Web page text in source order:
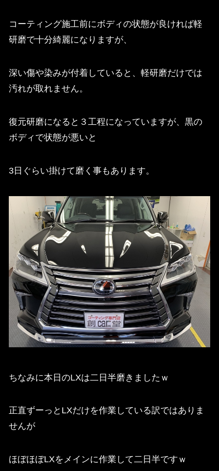
コーティング施工前にボディの状態が良ければ軽
研磨で十分綺麗になりますが、
深い傷や染みが付着していると、軽研磨だけでは
汚れが取れません。
復元研磨になると３工程になっていますが、黒の
ボディで状態が悪いと
3日ぐらい掛けて磨く事もあります。
ちなみに本日のLXは二日半磨きましたｗ
正直ずーっとLXだけを作業している訳ではありま
せんが
ほぼほぼLXをメインに作業して二日半ですｗ